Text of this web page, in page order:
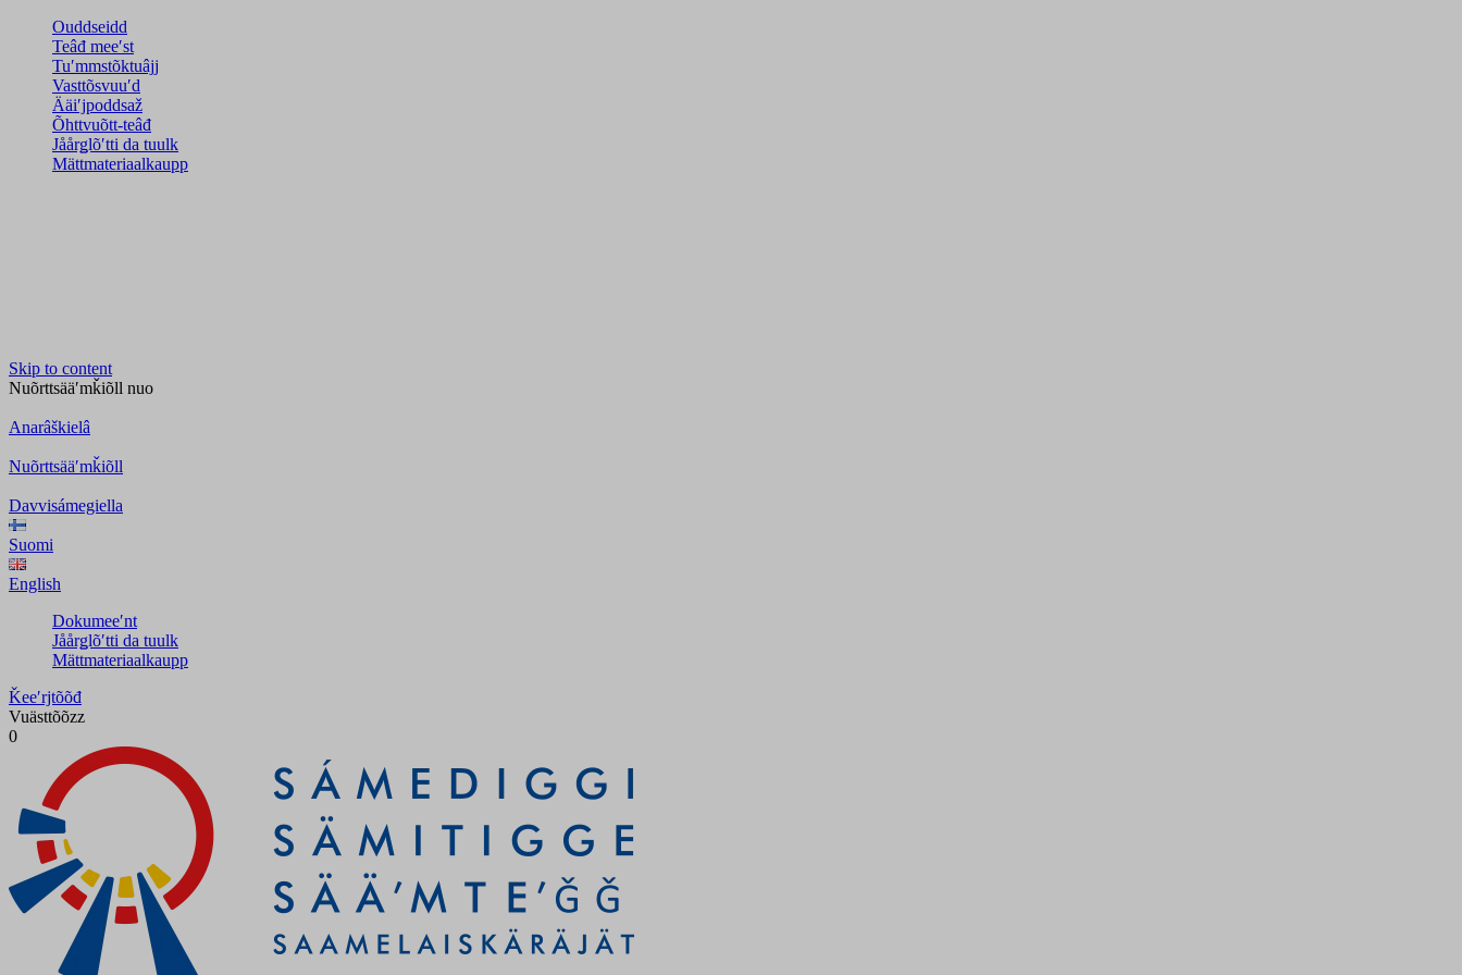
Ouddseidd
Teâđ meeʹst
Tuʹmmstõktuâjj
Vasttõsvuuʹd
Ääiʹjpoddsaž
Õhttvuõtt-teâđ
Jåårǥlõʹtti da tuulk
Mättmateriaalkaupp
Skip to content
Nuõrttsääʹmǩiõll nuo
Anarâškielâ
Nuõrttsääʹmǩiõll
Davvisámegiella
Suomi
English
Dokumeeʹnt
Jåårǥlõʹtti da tuulk
Mättmateriaalkaupp
Ǩeeʹrjtõõđ
Vuästtõõzz
0